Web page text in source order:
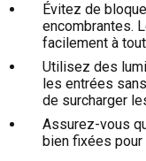
Évitez de
encombrantes.
facilement à
Utilisez des
les entrées
de surcharger
Assurez-vous
bien fixées